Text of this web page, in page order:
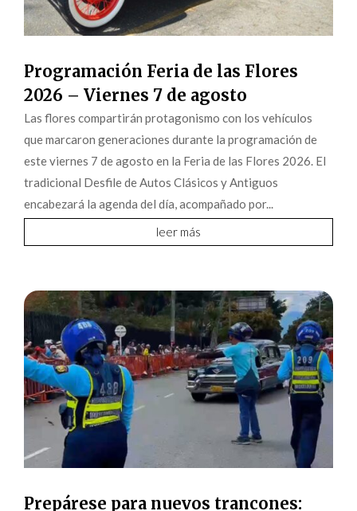
Programación Feria de las Flores
2026 – Viernes 7 de agosto
Las flores compartirán protagonismo con los vehículos
que marcaron generaciones durante la programación de
este viernes 7 de agosto en la Feria de las Flores 2026. El
tradicional Desfile de Autos Clásicos y Antiguos
encabezará la agenda del día, acompañado por...
leer más
Prepárese para nuevos trancones: